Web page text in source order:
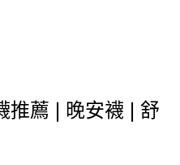
推薦❘晚安襪❘舒